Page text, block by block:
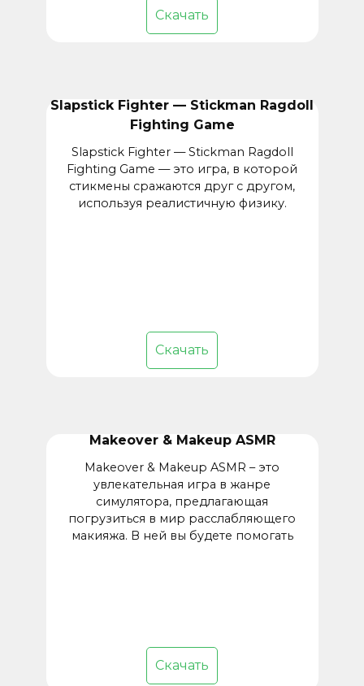
Скачать
Slapstick Fighter — Stickman Ragdoll
Fighting Game
Slapstick Fighter — Stickman Ragdoll
Fighting Game — это игра, в которой
стикмены сражаются друг с другом,
используя реалистичную физику.
Скачать
Makeover & Makeup ASMR
Makeover & Makeup ASMR – это
увлекательная игра в жанре
симулятора, предлагающая
погрузиться в мир расслабляющего
макияжа. В ней вы будете помогать
Скачать